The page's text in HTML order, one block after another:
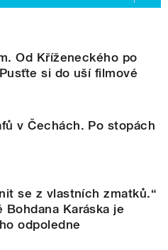
Od Kříženeckého po
si do uší filmové
v Čechách. Po stopách
se z vlastních zmatků.“
Bohdana Karáska je
odpoledne